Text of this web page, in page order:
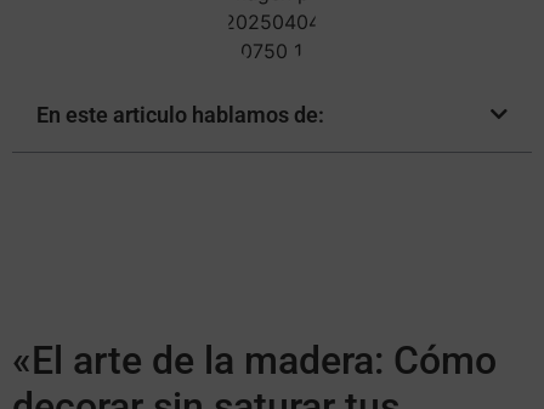
En este articulo hablamos de:
«El arte de la madera: Cómo